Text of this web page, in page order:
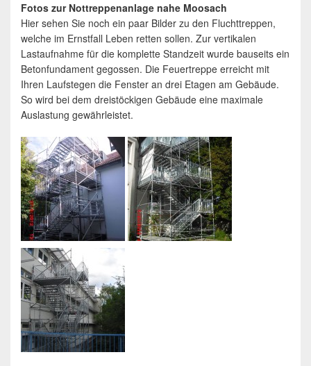
Fotos zur Nottreppenanlage nahe Moosach
Hier sehen Sie noch ein paar Bilder zu den Fluchttreppen,
welche im Ernstfall Leben retten sollen. Zur vertikalen
Lastaufnahme für die komplette Standzeit wurde bauseits ein
Betonfundament gegossen. Die Feuertreppe erreicht mit
Ihren Laufstegen die Fenster an drei Etagen am Gebäude.
So wird bei dem dreistöckigen Gebäude eine maximale
Auslastung gewährleistet.